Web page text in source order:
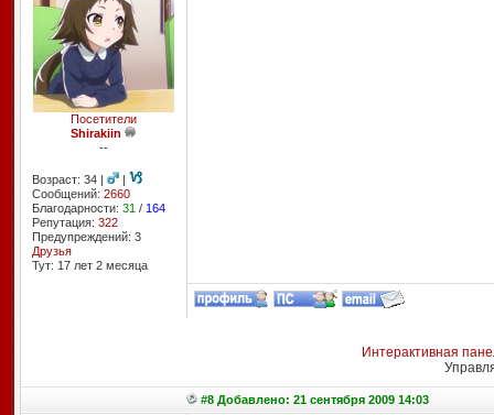
Посетители
Shirakiin
--
Возраст: 34 |
|
Сообщений: 2660
Благодарности: 31 / 164
Репутация: 322
Предупреждений: 3
Друзья
Тут: 17 лет 2 месяцa
Интерактивная
#8 Добавлено: 21 сентября 2009 14:03